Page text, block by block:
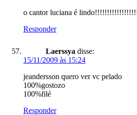
o cantor luciana é
Responder
Laerssya disse:
15/11/2009 às 15:24
jeandersson quero ver vc pelado
100%gostozo
100%filé
Responder